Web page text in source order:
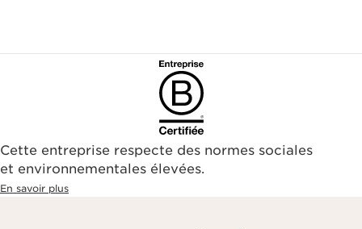
Cette entreprise respecte des normes sociales
et environnementales élevées.
En savoir plus